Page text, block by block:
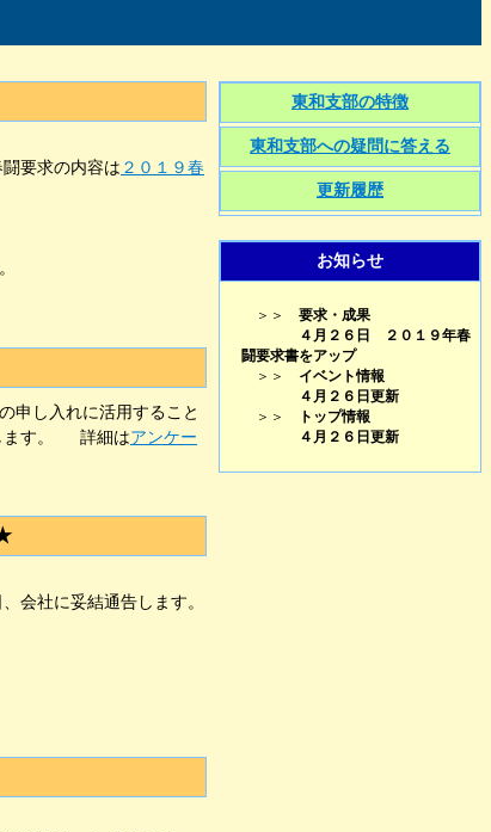
要求の内容は ２０１９春
申し入れに活用すること
ます。 詳細はアンケー
会社に妥結通告します。
東和支部の特徴
東和支部への疑問に答える
更新履歴
お知らせ
＞＞ 要求・成果
４月２６日 ２０１９年春
闘要求書をアップ
＞＞ イベント情報
４月２６日更新
＞＞
トップ情報
４月２６日更新